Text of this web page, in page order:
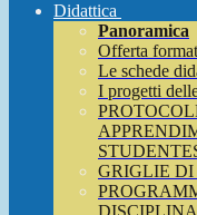
Didattica
Panoramica
Offerta
Le schede
I progetti
GRIGLIE